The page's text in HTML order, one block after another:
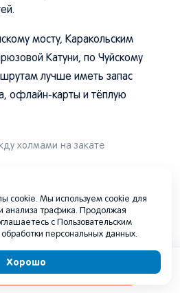
мосту, Каракольским
Катуни, по Чуйскому
лучше иметь запас
офлайн-карты и тёплую
холмами на закате
после
для прогулок и лёгких
тропы могут быстро
камни, корни, деревянные
Содержание
cookie. Мы используем cookie для
анализа трафика. Продолжая
с Пользовательским
персональных данных.
Хорошо